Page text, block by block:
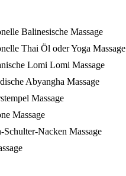
Balinesische Massage
Thai Öl oder Yoga Massage
Lomi Lomi Massage
Abyangha Massage
Massage
Massage
Schulter-Nacken Massage